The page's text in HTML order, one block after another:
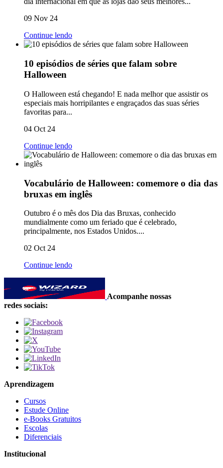
09 Nov 24
Continue lendo
10 episódios de séries que falam sobre
Halloween
O Halloween está chegando! E nada melhor que assistir os
especiais mais horripilantes e engraçados das suas séries
favoritas para...
04 Oct 24
Continue lendo
Vocabulário de Halloween: comemore o dia das
bruxas em inglês
Outubro é o mês dos Dia das Bruxas, conhecido
mundialmente como um feriado que é celebrado,
principalmente, nos Estados Unidos....
02 Oct 24
Continue lendo
Acompanhe nossas
redes sociais:
Aprendizagem
Cursos
Estude Online
e-Books Gratuitos
Escolas
Diferenciais
Institucional